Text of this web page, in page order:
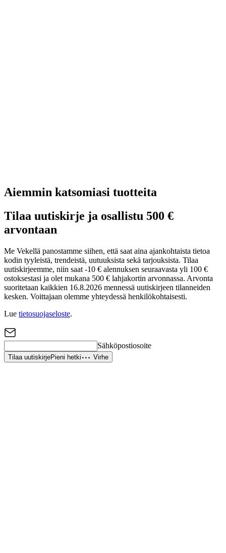
Aiemmin katsomiasi tuotteita
Tilaa uutiskirje ja osallistu 500 €
arvontaan
Me Vekellä panostamme siihen, että saat aina ajankohtaista tietoa
kodin tyyleistä, trendeistä, uutuuksista sekä tarjouksista. Tilaa
uutiskirjeemme, niin saat -10 € alennuksen seuraavasta yli 100 €
ostoksestasi ja olet mukana 500 € lahjakortin arvonnassa. Arvonta
suoritetaan kaikkien 16.8.2026 mennessä uutiskirjeen tilanneiden
kesken. Voittajaan olemme yhteydessä henkilökohtaisesti.
Lue tietosuojaseloste.
Sähköpostiosoite
Tilaa uutiskirjePieni hetki Virhe